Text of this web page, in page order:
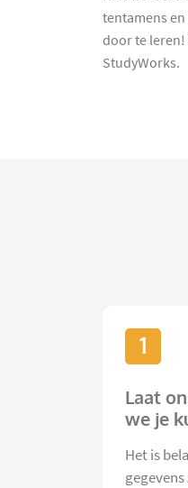
tentamens
door te leren!
StudyWorks.
1
Laat
we je
Het is